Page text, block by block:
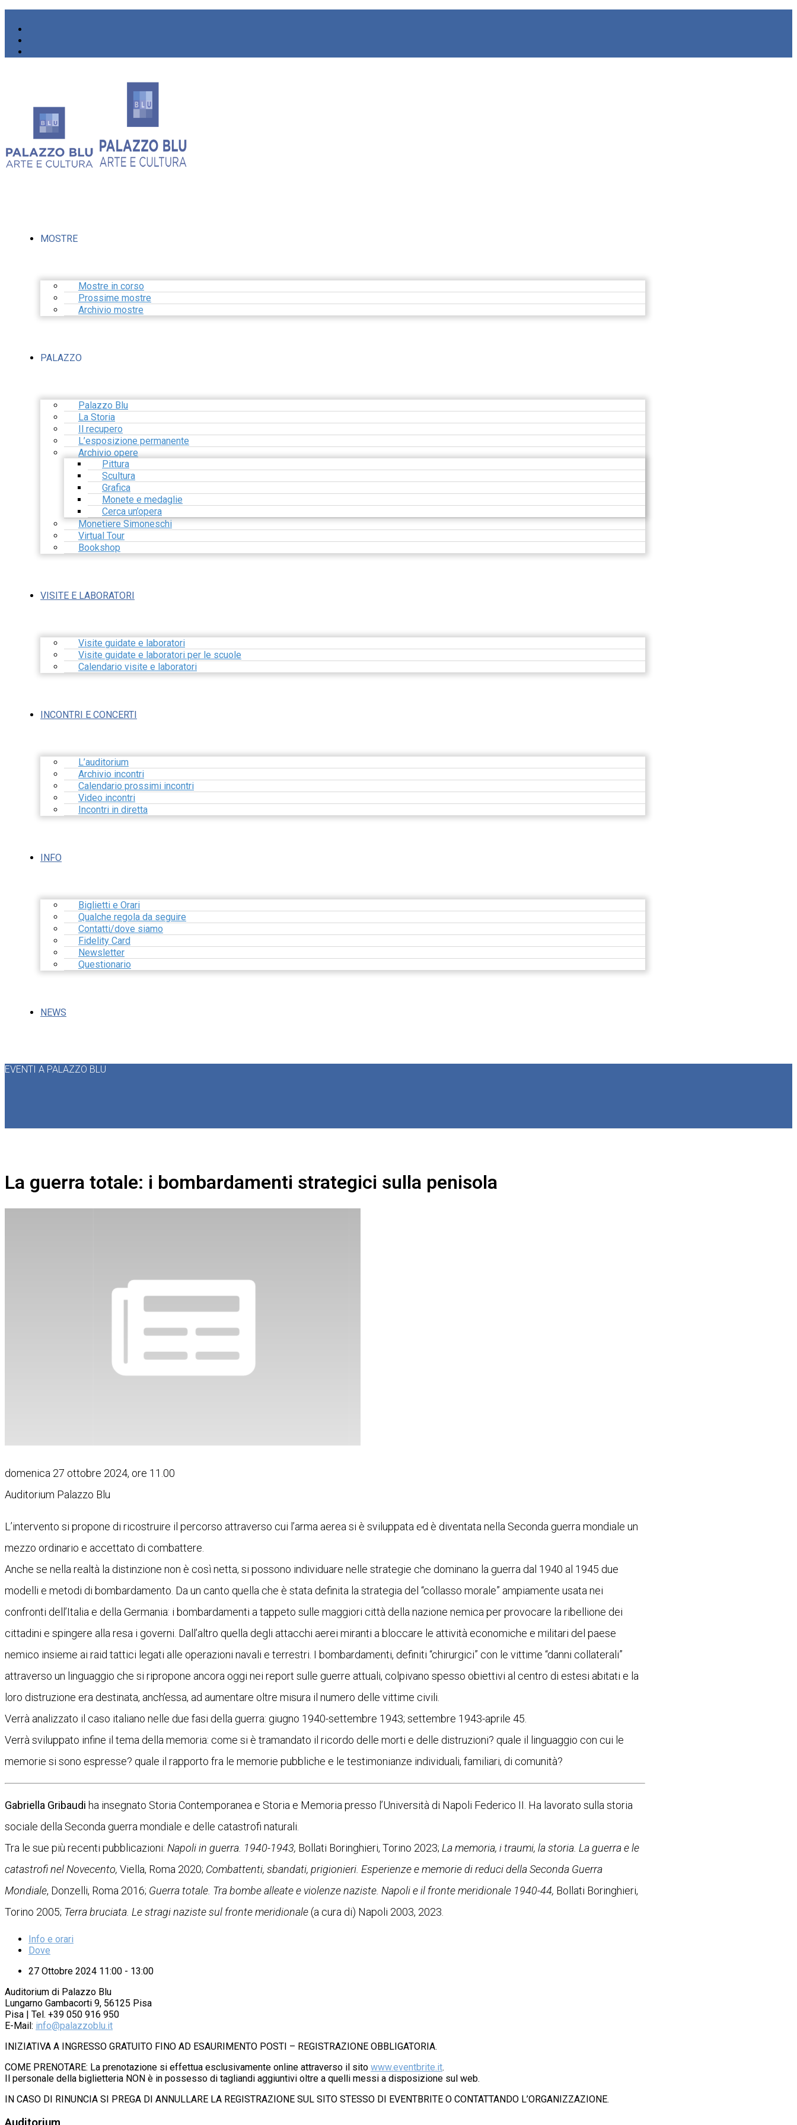
MOSTRE
Mostre in corso
Prossime mostre
Archivio mostre
PALAZZO
Palazzo Blu
La Storia
Il recupero
L’esposizione permanente
Archivio opere
Pittura
Scultura
Grafica
Monete e medaglie
Cerca un’opera
Monetiere Simoneschi
Virtual Tour
Bookshop
VISITE E LABORATORI
Visite guidate e laboratori
Visite guidate e laboratori per le scuole
Calendario visite e laboratori
INCONTRI E CONCERTI
L’auditorium
Archivio incontri
Calendario prossimi incontri
Video incontri
Incontri in diretta
INFO
Biglietti e Orari
Qualche regola da seguire
Contatti/dove siamo
Fidelity Card
Newsletter
Questionario
NEWS
EVENTI A PALAZZO BLU
La guerra totale: i bombardamenti strategici sulla penisola
domenica 27 ottobre 2024, ore 11.00
Auditorium Palazzo Blu
L’intervento si propone di ricostruire il percorso attraverso cui l’arma aerea si è sviluppata ed è diventata nella Seconda guerra mondiale un
mezzo ordinario e accettato di combattere.
Anche se nella realtà la distinzione non è così netta, si possono individuare nelle strategie che dominano la guerra dal 1940 al 1945 due
modelli e metodi di bombardamento. Da un canto quella che è stata definita la strategia del “collasso morale” ampiamente usata nei
confronti dell’Italia e della Germania: i bombardamenti a tappeto sulle maggiori città della nazione nemica per provocare la ribellione dei
cittadini e spingere alla resa i governi. Dall’altro quella degli attacchi aerei miranti a bloccare le attività economiche e militari del paese
nemico insieme ai raid tattici legati alle operazioni navali e terrestri. I bombardamenti, definiti “chirurgici” con le vittime “danni collaterali”
attraverso un linguaggio che si ripropone ancora oggi nei report sulle guerre attuali, colpivano spesso obiettivi al centro di estesi abitati e la
loro distruzione era destinata, anch’essa, ad aumentare oltre misura il numero delle vittime civili.
Verrà analizzato il caso italiano nelle due fasi della guerra: giugno 1940-settembre 1943; settembre 1943-aprile 45.
Verrà sviluppato infine il tema della memoria: come si è tramandato il ricordo delle morti e delle distruzioni? quale il linguaggio con cui le
memorie si sono espresse? quale il rapporto fra le memorie pubbliche e le testimonianze individuali, familiari, di comunità?
Gabriella Gribaudi ha insegnato Storia Contemporanea e Storia e Memoria presso l’Università di Napoli Federico II. Ha lavorato sulla storia
sociale della Seconda guerra mondiale e delle catastrofi naturali.
Tra le sue più recenti pubblicazioni: Napoli in guerra. 1940-1943, Bollati Boringhieri, Torino 2023; La memoria, i traumi, la storia. La guerra e le
catastrofi nel Novecento, Viella, Roma 2020; Combattenti, sbandati, prigionieri. Esperienze e memorie di reduci della Seconda Guerra
Mondiale, Donzelli, Roma 2016; Guerra totale. Tra bombe alleate e violenze naziste. Napoli e il fronte meridionale 1940-44, Bollati Boringhieri,
Torino 2005; Terra bruciata. Le stragi naziste sul fronte meridionale(a cura di) Napoli 2003, 2023.
Info e orari
Dove
27 Ottobre 2024 11:00 - 13:00
Auditorium di Palazzo Blu
Lungarno Gambacorti 9, 56125 Pisa
Pisa | Tel. +39 050 916 950
E-Mail: info@palazzoblu.it
INIZIATIVA A INGRESSO GRATUITO FINO AD ESAURIMENTO POSTI – REGISTRAZIONE OBBLIGATORIA.
COME PRENOTARE: La prenotazione si effettua esclusivamente online attraverso il sito www.eventbrite.it.
Il personale della biglietteria NON è in possesso di tagliandi aggiuntivi oltre a quelli messi a disposizione sul web.
IN CASO DI RINUNCIA SI PREGA DI ANNULLARE LA REGISTRAZIONE SUL SITO STESSO DI EVENTBRITE O CONTATTANDO L’ORGANIZZAZIONE.